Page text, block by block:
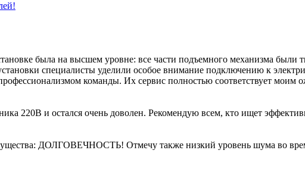
была на высшем уровне: все части подъемного механизма
специалисты уделили особое внимание подключению к
команды. Их сервис полностью соответствует
220В и остался очень доволен. Рекомендую всем, кто ищет
ДОЛГОВЕЧНОСТЬ! Отмечу также низкий уровень шума во